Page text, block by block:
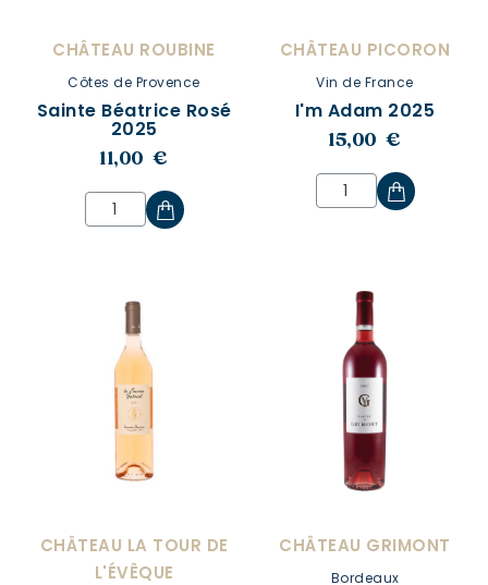
CHÂTEAU ROUBINE
Côtes de Provence
Sainte Béatrice Rosé
2025
11,00 €
CHÂTEAU PICORON
Vin de France
I'm Adam 2025
15,00 €
CHÂTEAU LA TOUR DE
L'ÉVÊQUE
CHÂTEAU GRIMONT
Bordeaux